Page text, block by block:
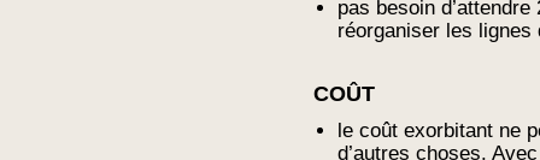
pas besoin
réorganiser les lignes
COÛT
le coût exorbitant ne
d’autres choses.